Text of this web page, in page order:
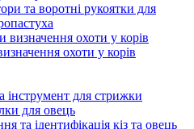
та воротні рукоятки для
охоти у корів
для стрижки
для овець